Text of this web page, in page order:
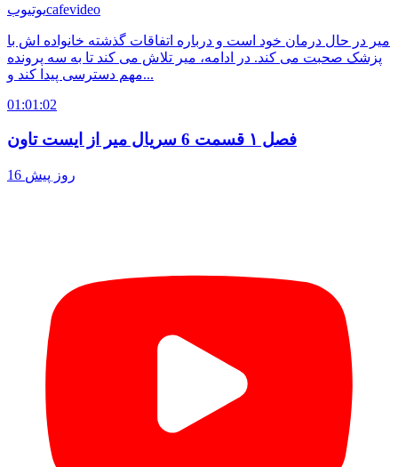
یوتیوبcafevideo
میر در حال درمان خود است و درباره اتفاقات گذشته خانواده اش با
پزشک صحبت می کند. در ادامه، میر تلاش می کند تا به سه پرونده
مهم دسترسی پیدا کند و...
01:01:02
فصل ۱ قسمت 6 سریال میر از ایست تاون
16 روز پیش